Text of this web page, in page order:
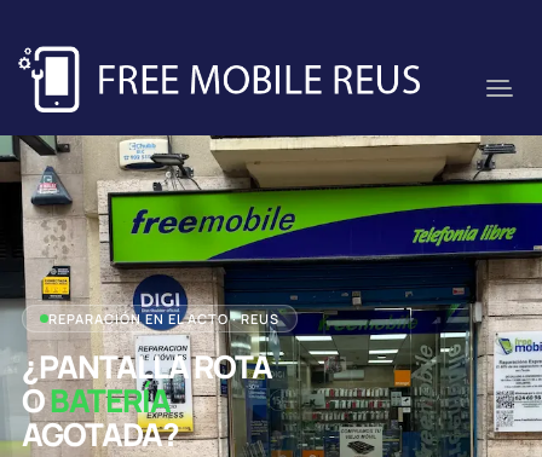
REPARACIÓN EN EL ACTO · REUS
¿PANTALLA ROTA
OBATERÍA
AGOTADA?